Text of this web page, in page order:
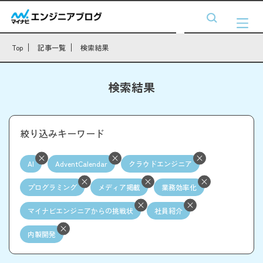
Top 記事一覧 検索結果
検索結果
絞り込みキーワード
AI AdventCalendar クラウドエンジニア
プログラミング メディア掲載 業務効率化
マイナビエンジニアからの挑戦状 社員紹介
内製開発